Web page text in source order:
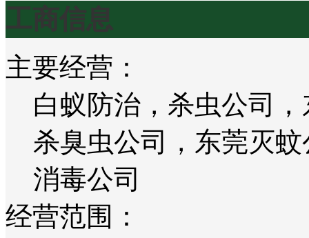
工商信息
主要经营：
白蚁防治，杀虫公司
杀臭虫公司，东莞灭
消毒公司
经营范围：